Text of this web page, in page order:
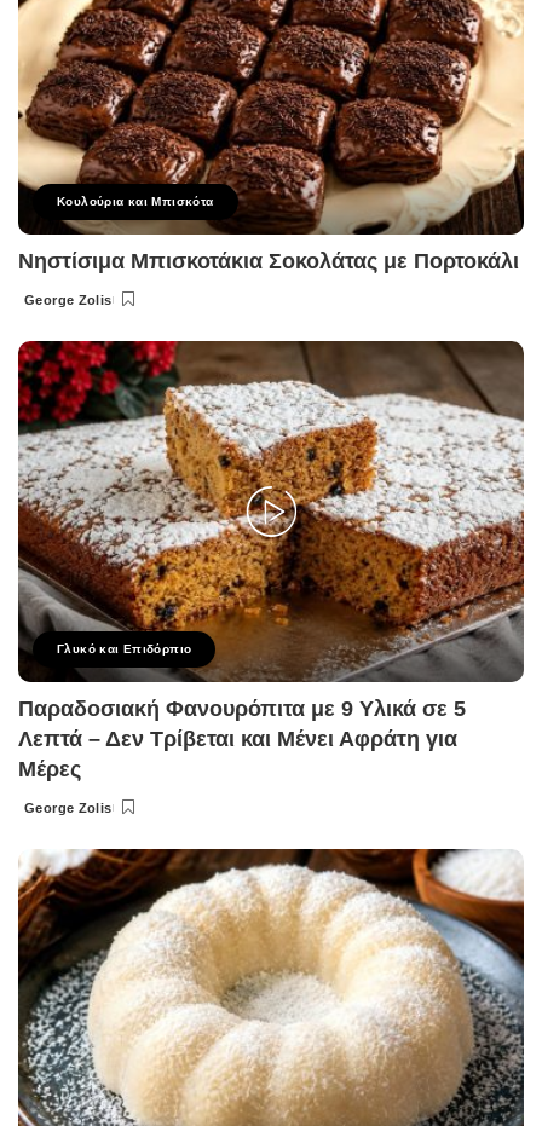
Κουλούρια και Μπισκότα
Νηστίσιμα Μπισκοτάκια Σοκολάτας με Πορτοκάλι
Posted
George Zolis
Γλυκό και Επιδόρπιο
Παραδοσιακή Φανουρόπιτα με 9 Υλικά σε 5
Λεπτά – Δεν Τρίβεται και Μένει Αφράτη για
Μέρες
Posted
George Zolis